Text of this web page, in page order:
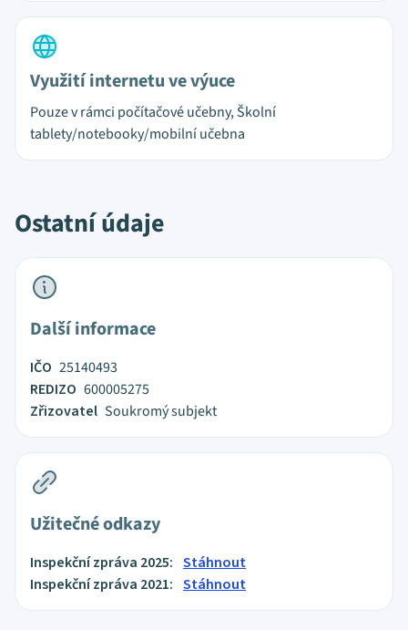
Využití internetu ve výuce
Pouze v rámci počítačové učebny, Školní
tablety/notebooky/mobilní učebna
Ostatní údaje
Další informace
IČO 25140493
REDIZO 600005275
Zřizovatel Soukromý subjekt
Užitečné odkazy
Inspekční zpráva 2025: Stáhnout
Inspekční zpráva 2021: Stáhnout